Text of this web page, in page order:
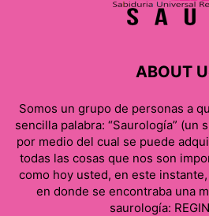
ABOUT
Somos un grupo de personas a
sencilla palabra: “Saurología” (un
por medio del cual se puede
todas las cosas que nos son
como hoy usted, en este
en donde se encontraba una
saurología: